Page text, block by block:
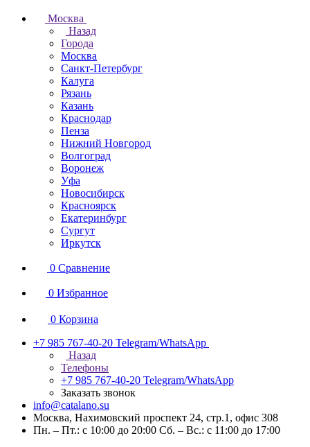
Москва
Назад
Города
Москва
Санкт-Петербург
Калуга
Рязань
Казань
Краснодар
Пенза
Нижний Новгород
Волгоград
Воронеж
Уфа
Новосибирск
Красноярск
Екатеринбург
Сургут
Иркутск
0 Сравнение
0 Избранное
0 Корзина
+7 985 767-40-20 Telegram/WhatsApp
Назад
Телефоны
+7 985 767-40-20 Telegram/WhatsApp
Заказать звонок
info@catalano.su
Москва, Нахимовский проспект 24, стр.1, офис 308
Пн. – Пт.: с 10:00 до 20:00 Сб. – Вс.: с 11:00 до 17:00